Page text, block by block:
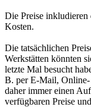
Die Preise inkludieren
Kosten.
Die tatsächlichen
Werkstätten könnten
letzte Mal besucht
B. per E-Mail,
daher immer einen
verfügbaren Preise